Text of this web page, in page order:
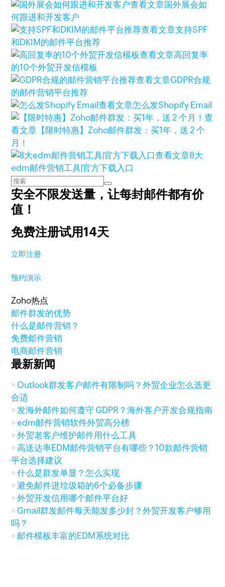
查看文章国外展会如
何跟进和开发客户
查看文章支持SPF
和DKIM的邮件平台推荐
查看文章高回复率
的10个外贸开发信模板
查看文章GDPR合规
的邮件营销平台推荐
查看文章怎么发Shopify Email
查
看文章 【限时特惠】Zoho邮件群发：买1年，送 2 个
月！
查看文章8大
edm邮件营销工具|官方下载入口
安全不限发送量，让每封邮件都有价
值！
免费注册试用14天
立即注册
预约演示
Zoho热点
邮件群发的优势
什么是邮件营销？
免费邮件营销
电商邮件营销
最新新闻
Outlook群发客户邮件有限制吗？外贸企业怎么选更
合适
发海外邮件如何遵守 GDPR？海外客户开发合规指南
edm邮件营销软件外贸高分榜
外贸老客户维护邮件用什么工具
高送达率EDM邮件营销平台有哪些？10款邮件营销
平台选择建议
什么是群发单显？怎么实现
避免邮件进垃圾箱的6个必备步骤
外贸开发信用哪个邮件平台好
Gmail群发邮件每天能发多少封？外贸开发客户够用
吗？
邮件模板丰富的EDM系统对比